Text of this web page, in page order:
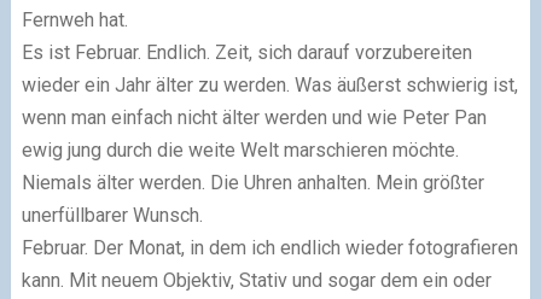
Fernweh hat.
Es ist Februar. Endlich. Zeit, sich darauf vorzubereiten
wieder ein Jahr älter zu werden. Was äußerst schwierig ist,
wenn man einfach nicht älter werden und wie Peter Pan
ewig jung durch die weite Welt marschieren möchte.
Niemals älter werden. Die Uhren anhalten. Mein größter
unerfüllbarer Wunsch.
Februar. Der Monat, in dem ich endlich wieder fotografieren
kann. Mit neuem Objektiv, Stativ und sogar dem ein oder